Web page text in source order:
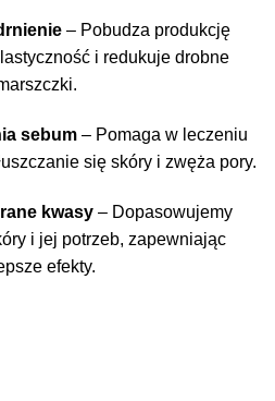
– Pobudza produkcję
i redukuje drobne
sebum – Pomaga w leczeniu
się skóry i zwęża pory.
kwasy – Dopasowujemy
i jej potrzeb, zapewniając
efekty.